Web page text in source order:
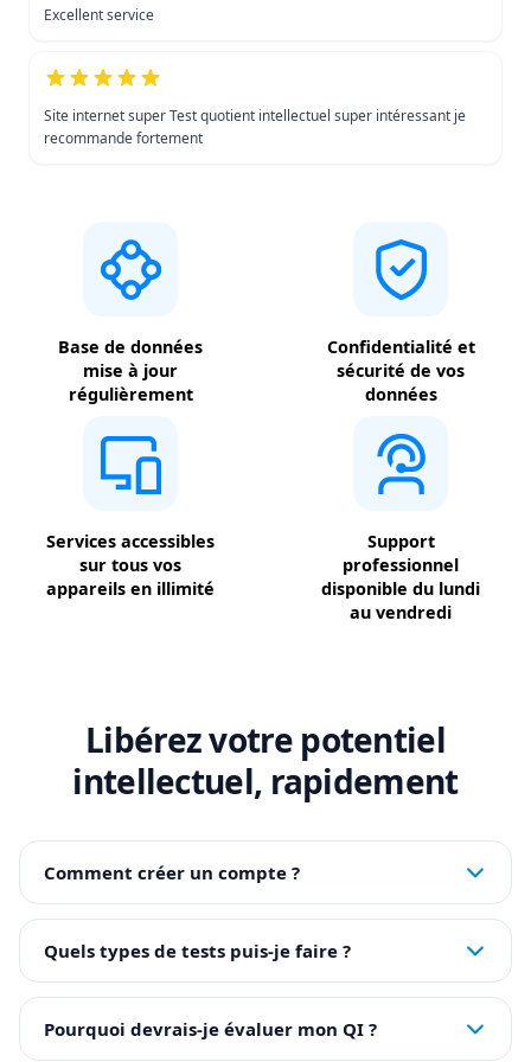
Excellent service
Site internet super Test quotient intellectuel super intéressant je
recommande fortement
Base de données
mise à jour
régulièrement
Confidentialité et
sécurité de vos
données
Services accessibles
sur tous vos
appareils en illimité
Support
professionnel
disponible du lundi
au vendredi
Libérez votre potentiel
intellectuel, rapidement
Comment créer un compte ?
Pour créer un compte il suffit de vous inscrire; les
informations qui vous seront demandées sont votre
nom, votre prénom et une adresse email
Quels types de tests puis-je faire ?
Vous trouverez toute une gamme de tests tels que les
tests de QI, les tests de culture générale, les tests de
personnalité, les tests sur les pays et bien d'autres.
Pourquoi devrais-je évaluer mon QI ?